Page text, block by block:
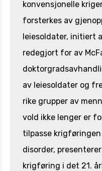
konvensjonelle
forsterkes av
leiesoldater, initiert
redegjort for av
av leiesoldater og
rike grupper av
vold ikke lenger er
tilpasse
disorder,
krigføring i det 21.